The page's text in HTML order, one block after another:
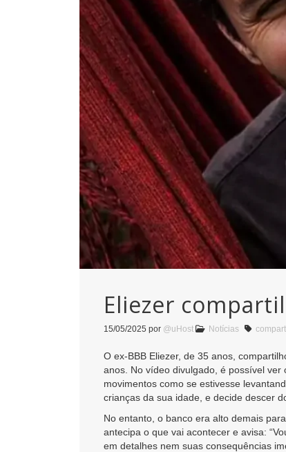
Eliezer
15/05/2025 por @uHost Notícias
O ex-BBB Eliezer, de 35 anos,
anos. No vídeo divulgado, é possível
movimentos como se estivesse
crianças da sua idade, e decide descer
No entanto, o banco era alto demais
antecipa o que vai acontecer e avisa:
em detalhes nem suas consequências